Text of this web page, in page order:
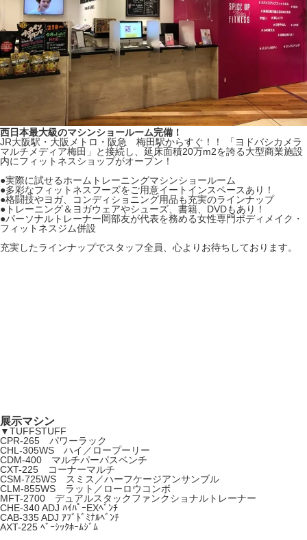
西日本最大級のマシンショールーム完備！
JR大阪駅・大阪メトロ・阪急 梅田駅からすぐ！！ 「ヨドバシカメラ
マルチメディア梅田」と接続し、延床面積20万m2を誇る大型商業施設
内にフィットネスショップがオープン！
●実際に試せるホームトレーニングマシンショールーム
●多彩なフィットネスフーズをご用意イートインスペースあり！
●格闘技やヨガ、コンディショニング用品も充実のラインナップ
●トレーニング＆ヨガウェアやシューズ、書籍、DVDもあり！
●パーソナルトレーナー岡部友が代表を務める女性専門ボディメイク・
フィットネスジム併設
充実したラインナップでスタッフ全員、心よりお待ちしております。
展示マシン
▼TUFFSTUFF
CPR-265 パワーラック
CHL-305WS ハイ／ロープーリー
CDM-400 マルチパーパスベンチ
CXT-225 コーナーマルチ
CSM-725WS スミス／ハーフケージアンサンブル
CLM-855WS ラット／ローロウコンボ
MFT-2700 デュアルスタックファンクショナルトレーナー
CHE-340 ADJ ﾊｲﾊﾟｰEXﾍﾞﾝﾁ
CAB-335 ADJ ｱﾌﾞﾄﾞﾐﾅﾙﾍﾞﾝﾁ
AXT-225 ﾍﾞｰｼｯｸﾎｰﾑｼﾞﾑ